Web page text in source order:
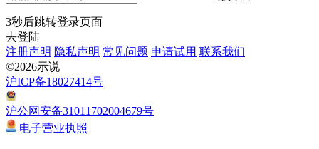
3秒后跳转登录页面
去登陆
注册声明 隐私声明 常见问题 申请试用 联系我们
©2026示说
沪ICP备18027414号
沪公网安备31011702004679号
电子营业执照